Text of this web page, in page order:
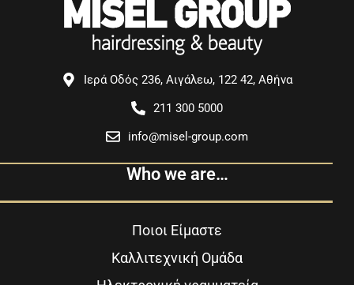
Ιερά Οδός 236, Αιγάλεω, 122 42, Αθήνα
211 300 5000
info@misel-group.com
Who we are…
Ποιοι Είμαστε
Καλλιτεχνική Ομάδα